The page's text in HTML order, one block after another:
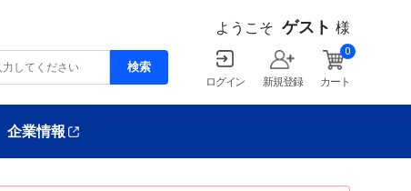
ようこそ ゲスト 様
ログイン 新規登録 カート
0
企業情報